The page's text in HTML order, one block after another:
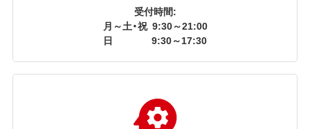
受付時間:
月～土・祝 9:30～21:00
日
9:30～17:30